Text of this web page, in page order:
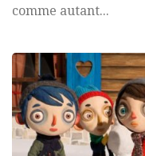
comme autant...